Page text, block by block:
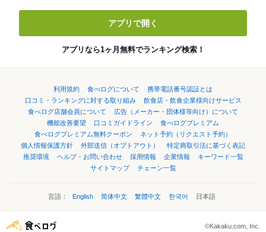
アプリで開く
アプリなら1ヶ月無料でランキング検索！
利用規約 食べログについて
携帯電話番号認証とは
口コミ・ランキングに対する取り組み
飲食店・飲食企業様向けサービス
食べログ店舗会員について
広告（メーカー・団体様等向け）について
機能改善要望
口コミガイドライン
食べログプレミアム
食べログプレミアム無料クーポン
ネット予約（リクエスト予約）
個人情報保護方針
外部送信（オプトアウト）
特定商取引法に基づく表記
推奨環境
ヘルプ・お問い合わせ 採用情報 企業情報
キーワード一覧
サイトマップ
チェーン一覧
言語： English 简体中文 繁體中文 한국어 日本語
©Kakaku.com, Inc.